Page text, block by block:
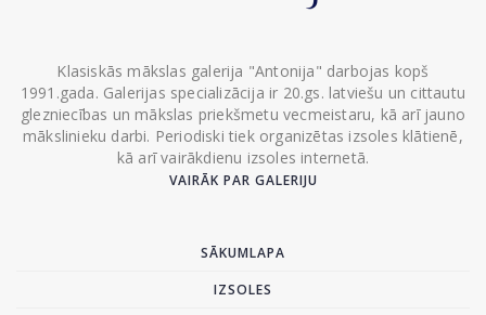
Klasiskās mākslas galerija "Antonija" darbojas kopš
1991.gada. Galerijas specializācija ir 20.gs. latviešu un cittautu
glezniecības un mākslas priekšmetu vecmeistaru, kā arī jauno
mākslinieku darbi. Periodiski tiek organizētas izsoles klātienē,
kā arī vairākdienu izsoles internetā.
VAIRĀK PAR GALERIJU
SĀKUMLAPA
IZSOLES